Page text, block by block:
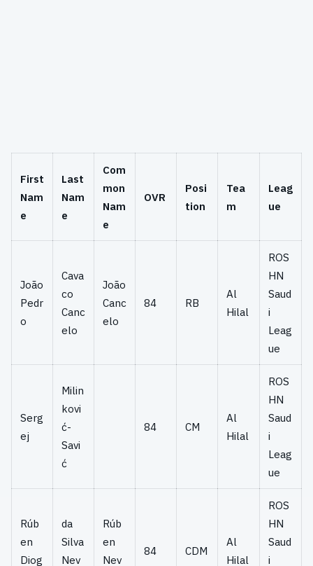
First
Nam
e
Last
Nam
e
Com
mon
Nam
e
OVR
Posi
tion
Tea
m
Leag
ue
João
Pedr
o
Cava
co
Canc
elo
João
Canc
elo
84 RB
Al
Hilal
ROS
HN
Saud
i
Leag
ue
Serg
ej
Milin
kovi
ć-
Savi
ć
84 CM
Al
Hilal
ROS
HN
Saud
i
Leag
ue
Rúb
en
Diog
da
Silva
Nev
Rúb
en
Nev
84 CDM
Al
Hilal
ROS
HN
Saud
i